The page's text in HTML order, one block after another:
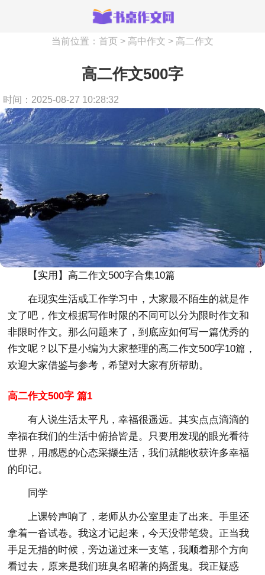
当前位置： 首页 > 高中作文 > 高二作文
高二作文500字
时间：2025-08-27 10:28:32
【实用】高二作文500字合集10篇
在现实生活或工作学习中，大家最不陌生的就是作
文了吧，作文根据写作时限的不同可以分为限时作文和
非限时作文。那么问题来了，到底应如何写一篇优秀的
作文呢？以下是小编为大家整理的高二作文500字10篇，
欢迎大家借鉴与参考，希望对大家有所帮助。
高二作文500字 篇1
有人说生活太平凡，幸福很遥远。其实点点滴滴的
幸福在我们的生活中俯拾皆是。只要用发现的眼光看待
世界，用感恩的心态采撷生活，我们就能收获许多幸福
的印记。
同学
上课铃声响了，老师从办公室里走了出来。手里还
拿着一沓试卷。我这才记起来，今天没带笔袋。正当我
手足无措的时候，旁边递过来一支笔，我顺着那个方向
看过去，原来是我们班臭名昭著的捣蛋鬼。我正疑惑